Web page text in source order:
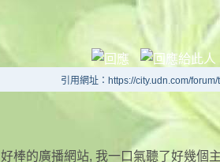
引用網址：https://city.udn.com/
好棒的廣播網站, 我一口氣聽了好幾個